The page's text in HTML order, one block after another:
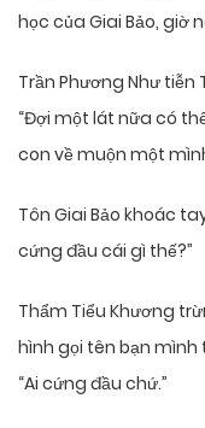
học của Giai Bảo, giờ
Trần Phương Như tiễn
“Đợi một lát nữa có
con về muộn một
Tôn Giai Bảo khoác
cứng đầu cái gì thế?”
Thẩm Tiểu Khương
hình gọi tên bạn
“Ai cứng đầu chứ.”